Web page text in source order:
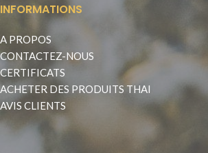
INFORMATIONS
A PROPOS
CONTACTEZ-NOUS
CERTIFICATS
ACHETER DES PRODUITS THAI
AVIS CLIENTS